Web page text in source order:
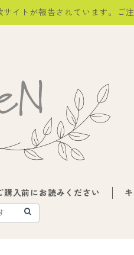
イトが報告されています。ご
購入前にお読みください